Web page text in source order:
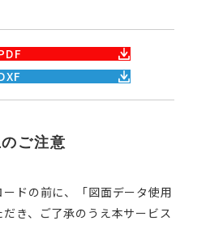
ご注意
ドの前に、「図面データ使用
き、ご了承のうえ本サービス